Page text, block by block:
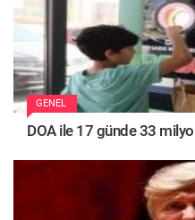
GENEL
DOA ile 17 günde 33